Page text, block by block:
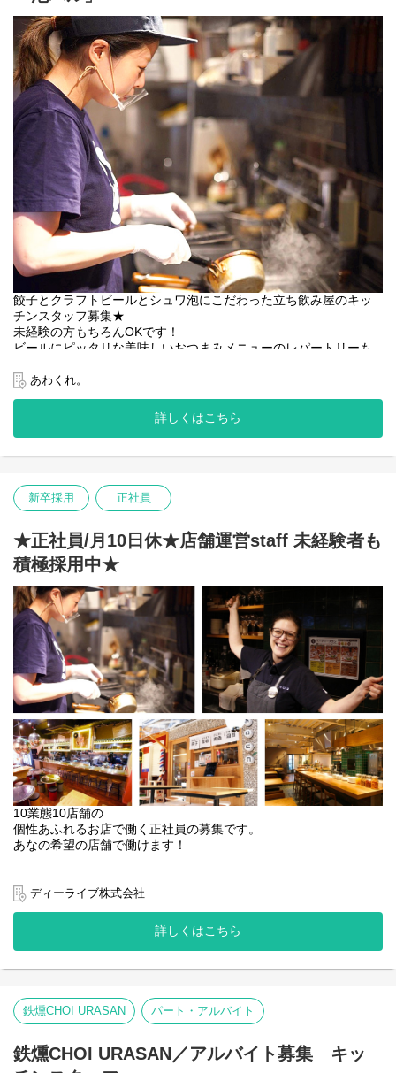
餃子とクラフトビールとシュワ泡にこだわった立ち飲み屋のキッ
チンスタッフ募集★
未経験の方もちろんOKです！
ビールにピッタリな美味しいおつまみメニューのレパートリーも
シフトも融通利くので何でもご相談ください◎
料理の盛り付けや簡単な調理、洗い物全般
先輩が丁寧に教えるのでご安心ください。
未経験の方はまず調理や洗い物などの簡単な業務からスタートし
経験者の方あなたのスキルを活かして、即戦力として活躍してく
ださい！
あわくれ。
詳しくはこちら
新卒採用 正社員
★正社員/月10日休★店舗運営staff 未経験者も
積極採用中★
10業態10店舗の
個性あふれるお店で働く正社員の募集です。
あなの希望の店舗で働けます！
・ホール全般サービス(提供 / ドリンク作成)
・お客様エスコート
・ドリンクやフードの注文対応、提供サービス
・オープンキッチンでの調理
・お皿やグラスの片付け
・お会計やレジ対応
・店舗運営業務全般 など
ディーライブ株式会社
詳しくはこちら
鉄燻CHOI URASAN パート・アルバイト
鉄燻CHOI URASAN／アルバイト募集 キッ